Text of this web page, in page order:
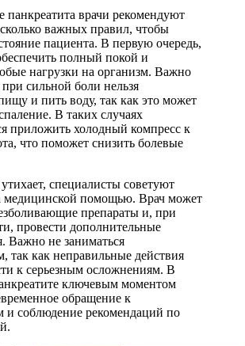
панкреатита врачи рекомендуют
важных правил, чтобы
пациента. В первую очередь,
полный покой и
нагрузки на организм. Важно
сильной боли нельзя
и пить воду, так как это может
В таких случаях
приложить холодный компресс к
что поможет снизить болевые
специалисты советуют
медицинской помощью. Врач может
препараты и, при
провести дополнительные
Важно не заниматься
так как неправильные действия
к серьезным осложнениям. В
ключевым моментом
обращение к
и соблюдение рекомендаций по